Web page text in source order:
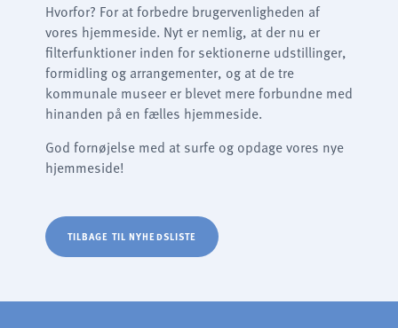
Hvorfor? For at forbedre brugervenligheden af
vores hjemmeside. Nyt er nemlig, at der nu er
filterfunktioner inden for sektionerne udstillinger,
formidling og arrangementer, og at de tre
kommunale museer er blevet mere forbundne med
hinanden på en fælles hjemmeside.
God fornøjelse med at surfe og opdage vores nye
hjemmeside!
TILBAGE TIL NYHEDSLISTE
Cookie duration:
Frontend-bruger
Name:
schifffahrtsmuseum-flensburg.de
Purpose:
Cookie duration:
Session
tjenester. Der gemmes ingen cookies.